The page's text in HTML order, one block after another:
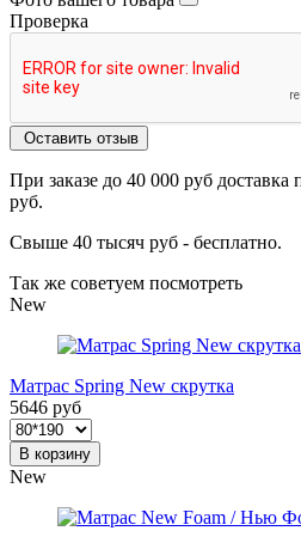
Проверка
Оставить отзыв
При заказе до 40 000 руб доставка
руб.
Свыше 40 тысяч руб - бесплатно.
Так же советуем посмотреть
New
Матрас Spring New скрутка
5646 руб
В корзину
New